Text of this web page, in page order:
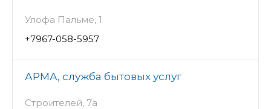
Улофа Пальме, 1
+7967-058-5957
АРМА, служба бытовых услуг
Строителей, 7а